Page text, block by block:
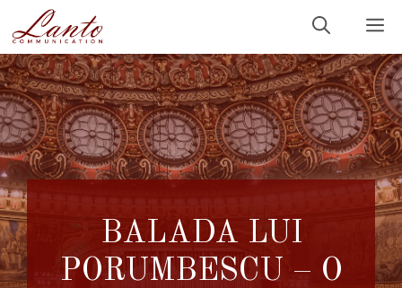
la
conținut
BALADA LUI
PORUMBESCU – O